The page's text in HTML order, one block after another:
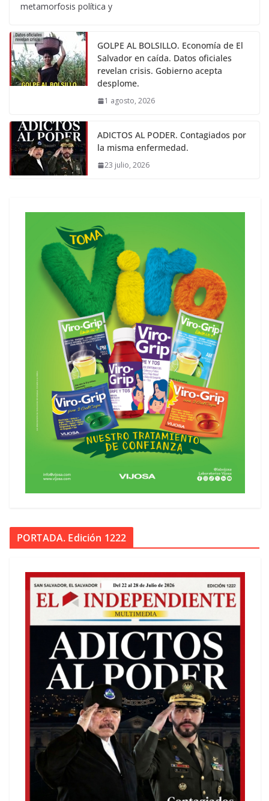
metamorfosis política y
GOLPE AL BOLSILLO. Economía de El
Salvador en caída. Datos oficiales
revelan crisis. Gobierno acepta
desplome.
1 agosto, 2026
ADICTOS AL PODER. Contagiados por
la misma enfermedad.
23 julio, 2026
PORTADA. Edición 1222